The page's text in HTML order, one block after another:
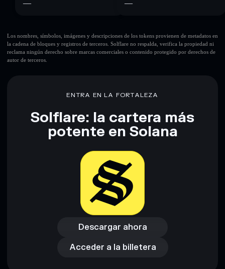
— —
Los nombres, símbolos, imágenes y descripciones de los tokens provienen de metadatos en
la cadena de bloques y registros de terceros. Solflare no respalda, verifica la propiedad ni
reclama ningún derecho sobre marcas comerciales o contenido protegido por derechos de
autor de terceros.
ENTRA EN LA FORTALEZA
Solflare: la cartera más
potente en Solana
Descargar ahora
Descargar ahora
Acceder a la billetera
Acceder a la billetera